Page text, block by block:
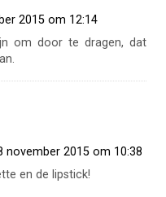
2015 om 12:14
om door te dragen, dat
november 2015 om 10:38
en de lipstick!